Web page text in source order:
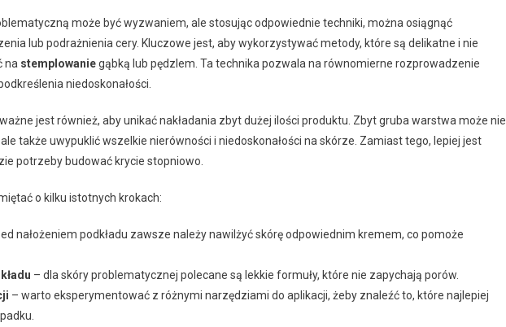
może być wyzwaniem, ale stosując odpowiednie techniki, można osiągnąć
lub podrażnienia cery. Kluczowe jest, aby wykorzystywać metody, które są delikatne i nie
na stemplowaniegąbką lub pędzlem. Ta technika pozwala na równomierne rozprowadzenie
niedoskonałości.
jest również, aby unikać nakładania zbyt dużej ilości produktu. Zbyt gruba warstwa może nie
także uwypuklić wszelkie nierówności i niedoskonałości na skórze. Zamiast tego, lepiej jest
potrzeby budować krycie stopniowo.
o kilku istotnych krokach:
nałożeniem podkładu zawsze należy nawilżyć skórę odpowiednim kremem, co pomoże
– dla skóry problematycznej polecane są lekkie formuły, które nie zapychają porów.
– warto eksperymentować z różnymi narzędziami do aplikacji, żeby znaleźć to, które najlepiej